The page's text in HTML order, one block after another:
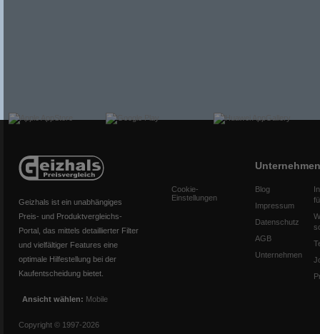
Geizhals ist ein unabhängiges
Preis- und Produktvergleichs-
Portal, das mittels detaillierter Filter
und vielfältiger Features eine
optimale Hilfestellung bei der
Kaufentscheidung bietet.
Ansicht wählen: Mobile
Copyright © 1997-2026
Cookie-
Einstellungen
Unternehmen
Blog
Impressum
Datenschutz
AGB
Unternehmen